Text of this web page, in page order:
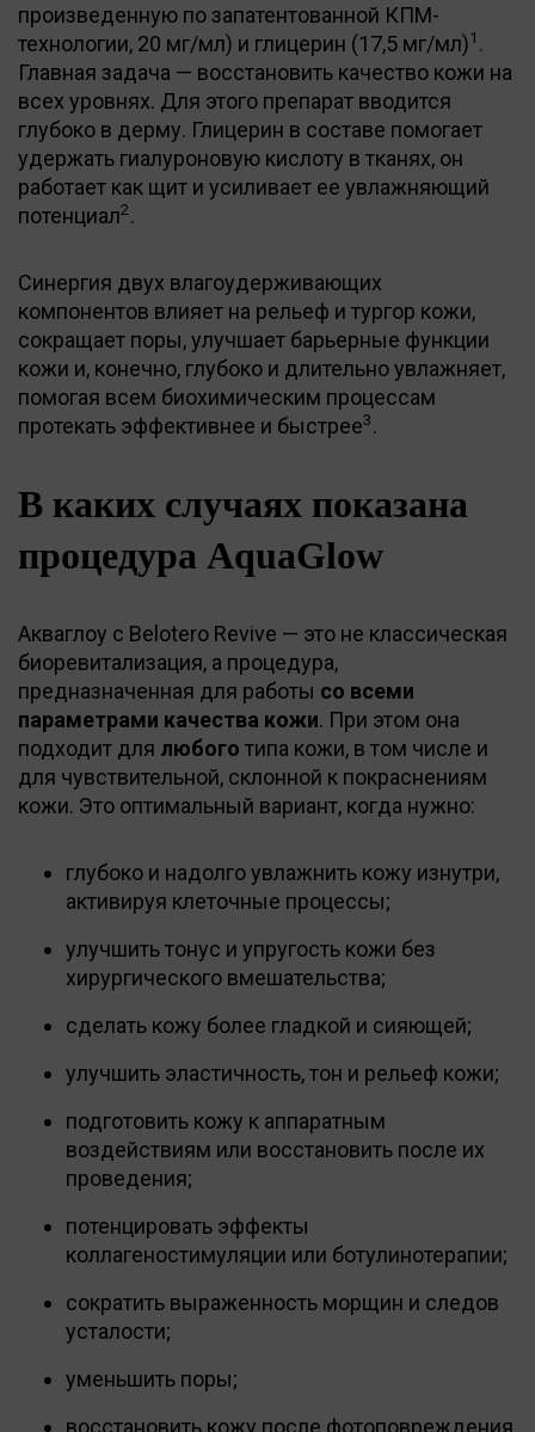
произведенную по запатентованной КПМ-
технологии, 20 мг/мл) и глицерин (17,5 мг/мл)1 .
Главная задача — восстановить качество кожи на
всех уровнях. Для этого препарат вводится
глубоко в дерму. Глицерин в составе помогает
удержать гиалуроновую кислоту в тканях, он
работает как щит и усиливает ее увлажняющий
потенциал2.
Синергия двух влагоудерживающих
компонентов влияет на рельеф и тургор кожи,
сокращает поры, улучшает барьерные функции
кожи и, конечно, глубоко и длительно увлажняет,
помогая всем биохимическим процессам
протекать эффективнее и быстрее3.
В каких случаях показана
процедура AquaGlow
Акваглоу c Belotero Revive — это не классическая
биоревитализация, а процедура,
предназначенная для работы со всеми
параметрами качества кожи. При этом она
подходит для любого типа кожи, в том числе и
для чувствительной, склонной к покраснениям
кожи. Это оптимальный вариант, когда нужно:
глубоко и надолго увлажнить кожу изнутри,
активируя клеточные процессы;
улучшить тонус и упругость кожи без
хирургического вмешательства;
сделать кожу более гладкой и сияющей;
улучшить эластичность, тон и рельеф кожи;
подготовить кожу к аппаратным
воздействиям или восстановить после их
проведения;
потенцировать эффекты
коллагеностимуляции или ботулинотерапии;
сократить выраженность морщин и следов
усталости;
уменьшить поры;
восстановить кожу после фотоповреждения